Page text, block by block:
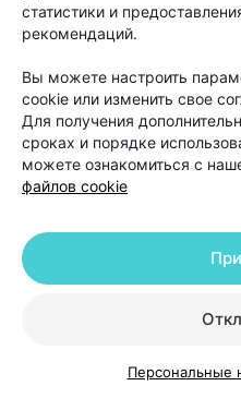
статистики и
рекомендаций.
Вы можете настроить
cookie или изменить свое
Для получения
сроках и порядке
можете ознакомиться с
файлов cookie
Персональные